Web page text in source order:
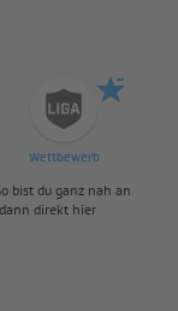
Wettbewerb
bist du ganz nah an
direkt hier